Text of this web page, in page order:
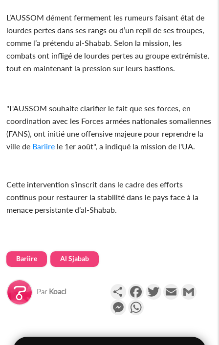
L’AUSSOM dément fermement les rumeurs faisant état de
lourdes pertes dans ses rangs ou d’un repli de ses troupes,
comme l’a prétendu al-Shabab. Selon la mission, les
combats ont infligé de lourdes pertes au groupe extrémiste,
tout en maintenant la pression sur leurs bastions.
"L'AUSSOM souhaite clarifier le fait que ses forces, en
coordination avec les Forces armées nationales somaliennes
(FANS), ont initié une offensive majeure pour reprendre la
ville de Bariire le 1er août", a indiqué la mission de l'UA.
Cette intervention s’inscrit dans le cadre des efforts
continus pour restaurer la stabilité dans le pays face à la
menace persistante d’al-Shabab.
Bariire Al Sjabab
Par Koaci PartagerFacebookTwitterEmail
Messenger